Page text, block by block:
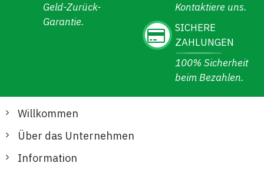
Geld-Zurück-
Garantie.
Kontaktiere uns.
SICHERE
ZAHLUNGEN
100% Sicherheit
beim Bezahlen.
Willkommen
Über das Unternehmen
Information